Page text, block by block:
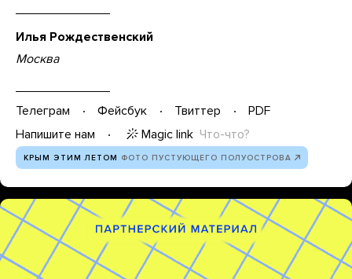
Илья Рождественский
Москва
Телеграм Фейсбук Твиттер
PDF
Напишите нам
Magic link Что-что?
КРЫМ ЭТИМ ЛЕТОМ ФОТО ПУСТУЮЩЕГО ПОЛУОСТРОВА